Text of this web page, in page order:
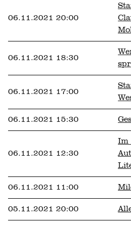
06.11.2021 20:00
06.11.2021 18:30
06.11.2021 17:00
06.11.2021 15:30
06.11.2021 12:30
Im
06.11.2021 11:00
05.11.2021 20:00